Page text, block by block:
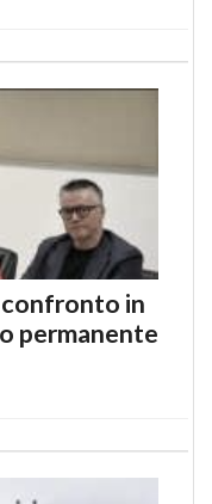
confronto in
permanente